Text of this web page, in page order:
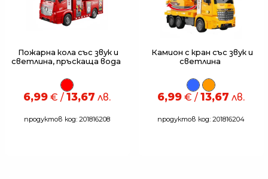
Пожарна кола със звук и
светлина, пръскаща вода
6,99 € / 13,67 лв.
продуктов код: 201816208
Камион с кран със звук и
светлина
6,99 € / 13,67 лв.
продуктов код: 201816204